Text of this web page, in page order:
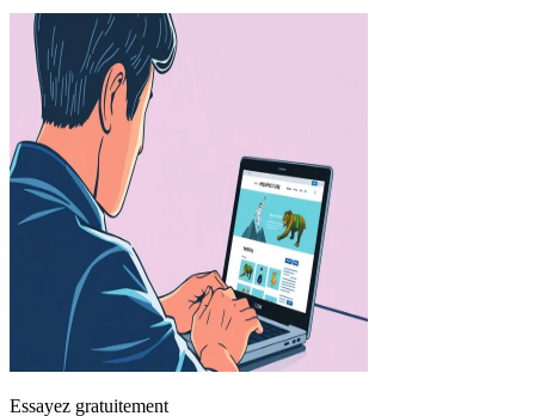
Essayez gratuitement